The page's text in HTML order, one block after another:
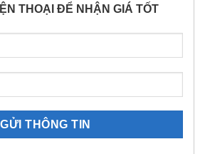
THOẠI ĐỂ NHẬN GIÁ TỐT